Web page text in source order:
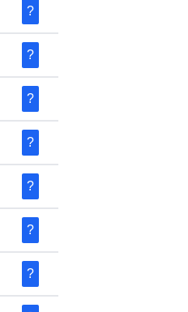
?
?
?
?
?
?
?